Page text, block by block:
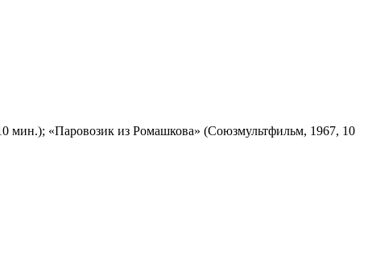
«Паровозик из Ромашкова» (Союзмультфильм, 1967, 10